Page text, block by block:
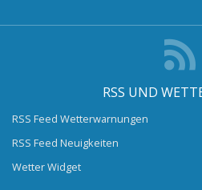
RSS UND
RSS Feed Wetterwarnungen
RSS Feed Neuigkeiten
Wetter Widget